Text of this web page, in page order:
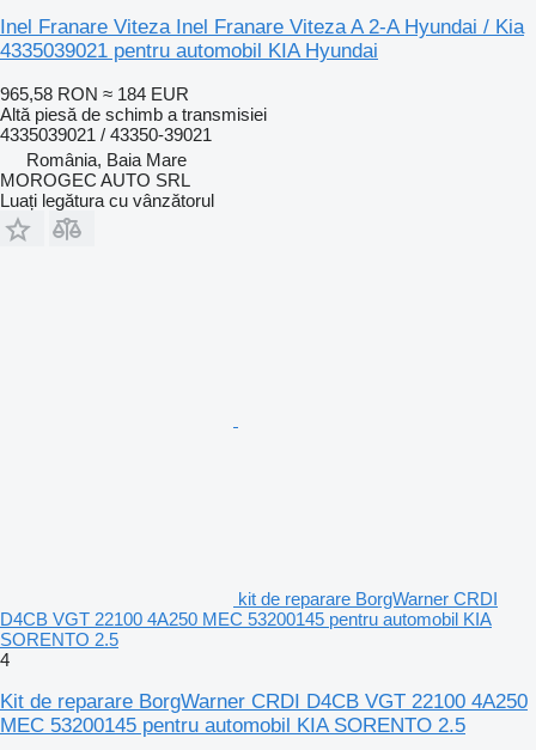
Inel Franare Viteza Inel Franare Viteza A 2-A Hyundai / Kia
4335039021 pentru automobil KIA Hyundai
965,58 RON ≈ 184 EUR
Altă piesă de schimb a transmisiei
4335039021 / 43350-39021
România, Baia Mare
MOROGEC AUTO SRL
Luați legătura cu vânzătorul
kit de reparare BorgWarner CRDI
D4CB VGT 22100 4A250 MEC 53200145 pentru automobil KIA
SORENTO 2.5
4
Kit de reparare BorgWarner CRDI D4CB VGT 22100 4A250
MEC 53200145 pentru automobil KIA SORENTO 2.5